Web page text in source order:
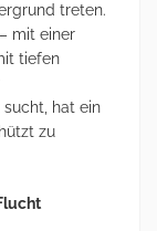
treten.
mit einer
tiefen
hat ein
zu